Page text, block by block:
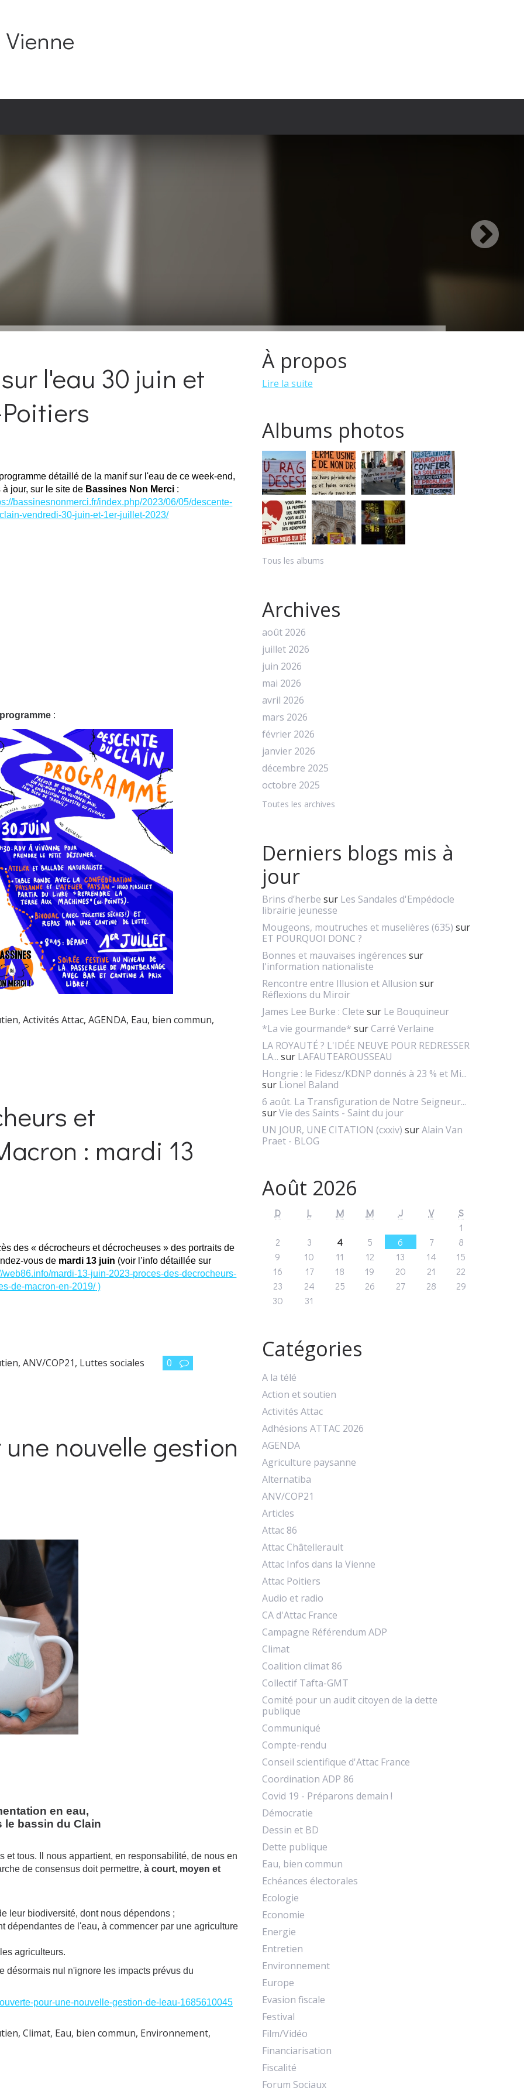
l'eau 30 juin et
détaillé de la manif sur l'eau de ceweek-end,
à jour, sur le site de Bassines Non Merci :
bassinesnonmerci.fr/index.php/2023/06/05/descente-
vendredi-30-juin-et-1er-juillet-2023/
:
,Activités Attac,AGENDA, Eau, bien commun,
et
: mardi 13
des « décrocheurs et décrocheuses » des portraits de
vous de mardi 13 juin (voir l’info détaillée sur
web86.info/mardi-13-juin-2023-proces-des-decrocheurs-
de-macron-en-2019/)
,ANV/COP21, Luttes sociales 0
nouvelle gestion
en eau,
le bassin du Clain
tous. Il nous appartient, en responsabilité, de nous en
de consensus doit permettre, à court, moyen et
biodiversité, dont nous dépendons ;
de l'eau, à commencer par une agriculture
agriculteurs.
désormais nul n'ignore les impacts prévus du
pour-une-nouvelle-gestion-de-leau-1685610045
,Climat, Eau, bien commun, Environnement,
À propos
Lire la suite
Albums photos
Tous les albums
Archives
août 2026
juillet 2026
juin 2026
mai 2026
avril 2026
mars 2026
février 2026
janvier 2026
décembre 2025
octobre 2025
Toutes les archives
Derniers blogs mis à
jour
Brins d’herbe sur Les Sandales d'Empédocle
librairie jeunesse
Mougeons, moutruches et muselières (635) sur
ET POURQUOI DONC ?
Bonnes et mauvaises ingérences sur
l'information nationaliste
Rencontre entre Illusion et Allusion sur
Réflexions du Miroir
James Lee Burke : Clete sur Le Bouquineur
*La vie gourmande* sur Carré Verlaine
LA ROYAUTÉ ? L'IDÉE NEUVE POUR REDRESSER
LA... sur LAFAUTEAROUSSEAU
Hongrie : le Fidesz/KDNP donnés à 23 % et Mi...
sur Lionel Baland
6 août. La Transfiguration de Notre Seigneur...
surVie des Saints - Saint du jour
UN JOUR, UNE CITATION (cxxiv) surAlain Van
Praet - BLOG
Août 2026
D L M M J V
S
1
2
3 4 5 6 7
8
9
10 11 12 13 14
15
16
17 18 19 20 21
22
23
24 25 26 27 28
29
30
31
Catégories
A la télé
Action et soutien
Activités Attac
Adhésions ATTAC 2026
AGENDA
Agriculture paysanne
Alternatiba
ANV/COP21
Articles
Attac 86
Attac Châtellerault
Attac Infos dans la Vienne
Attac Poitiers
Audio et radio
CA d'Attac France
Campagne Référendum ADP
Climat
Coalition climat 86
Collectif Tafta-GMT
Comité pour un audit citoyen de la dette
publique
Communiqué
Compte-rendu
Conseil scientifique d'Attac France
Coordination ADP 86
Covid 19 - Préparons demain !
Démocratie
Dessin et BD
Dette publique
Eau, bien commun
Echéances électorales
Ecologie
Economie
Energie
Entretien
Environnement
Europe
Evasion fiscale
Festival
Film/Vidéo
Financiarisation
Fiscalité
Forum Sociaux